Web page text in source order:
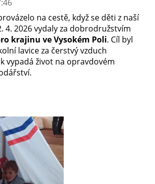
na cestě, když se děti z naší
4. 2026 vydaly za dobrodružstvím
krajinu ve Vysokém Poli. Cíl byl
lavice za čerstvý vzduch
vypadá život na opravdovém